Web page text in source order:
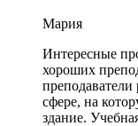
Мария
Интересные
хороших
сфере, на
здание.